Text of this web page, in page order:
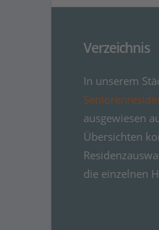
Verzeichnis
In unserem
ausgewiesen
Übersichten
die einzelnen